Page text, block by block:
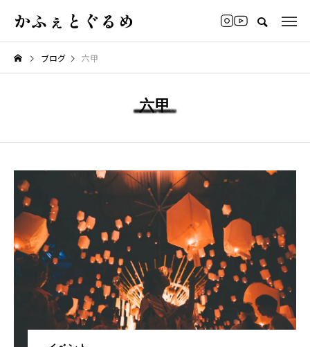
かふぇとぐるめ
ブログ 六甲
六甲